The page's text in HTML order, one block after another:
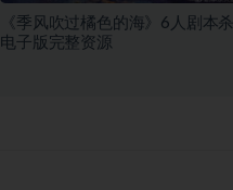
《季风吹过橘色的海》6人剧本杀
电子版完整资源